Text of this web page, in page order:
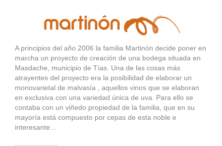
A principios del año 2006 la familia Martinón decide poner en
marcha un proyecto de creación de una bodega situada en
Masdache, municipio de Tías. Una de las cosas más
atrayentes del proyecto era la posibilidad de elaborar un
monovarietal de malvasía , aquellos vinos que se elaboran
en exclusiva con una variedad única de uva. Para ello se
contaba con un viñedo propiedad de la familia, que en su
mayoría está compuesto por cepas de esta noble e
interesante…